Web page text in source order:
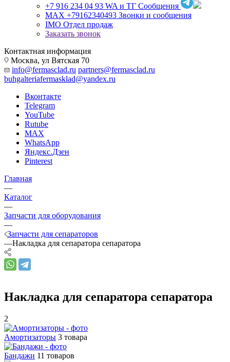
+7 916 234 04 93 WA и ТГ Сообщения
MAX +79162340493 Звонки и сообщения
IMO Отдел продаж
Заказать звонок
Контактная информация
Москва, ул Вятская 70
info@fermasclad.ru partners@fermasclad.ru
buhgalteriafermasklad@yandex.ru
Вконтакте
Telegram
YouTube
Rutube
MAX
WhatsApp
Яндекс.Дзен
Pinterest
Главная
—
Каталог
—
Запчасти для оборудования
—
Запчасти для сепараторов
—Накладка для сепаратора сепаратора
Накладка для сепаратора сепаратора
2
Амортизаторы 3 товара
Бандажи 11 товаров